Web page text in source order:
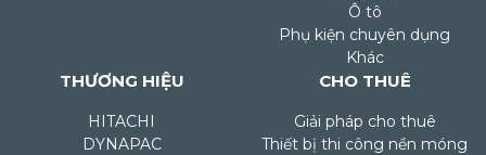
Ô tô
Phụ kiện chuyên dụng
Khác
THƯƠNG HIỆU
HITACHI
DYNAPAC
CHO THUÊ
Giải pháp cho thuê
Thiết bị thi công nền móng